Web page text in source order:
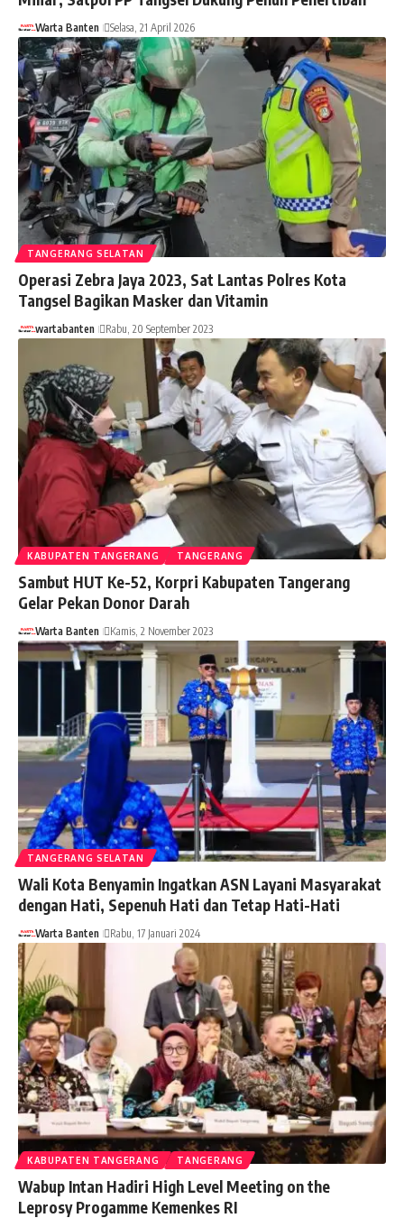
Warta Banten Selasa, 21 April 2026
TANGERANG SELATAN
Operasi Zebra Jaya 2023, Sat Lantas Polres Kota
Tangsel Bagikan Masker dan Vitamin
wartabanten Rabu, 20 September 2023
KABUPATEN TANGERANG TANGERANG
Sambut HUT Ke-52, Korpri Kabupaten Tangerang
Gelar Pekan Donor Darah
Warta Banten Kamis, 2 November 2023
TANGERANG SELATAN
Wali Kota Benyamin Ingatkan ASN Layani Masyarakat
dengan Hati, Sepenuh Hati dan Tetap Hati-Hati
Warta Banten Rabu, 17 Januari 2024
KABUPATEN TANGERANG TANGERANG
Wabup Intan Hadiri High Level Meeting on the
Leprosy Progamme Kemenkes RI